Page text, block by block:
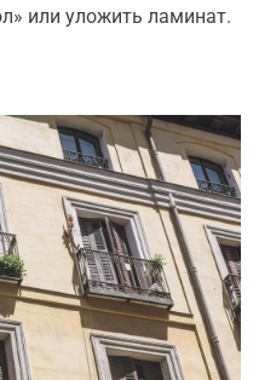
или уложить ламинат.